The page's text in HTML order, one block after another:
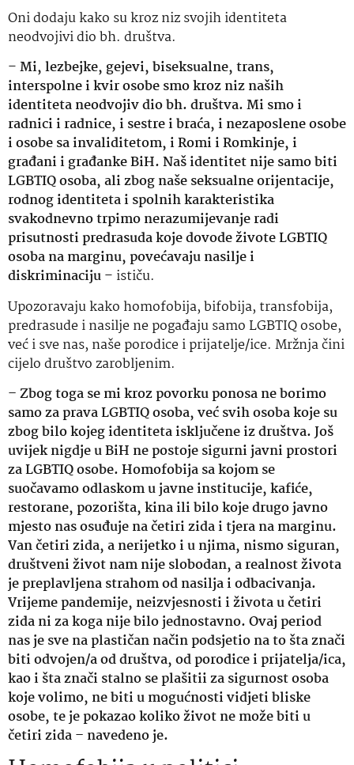
Oni dodaju kako su kroz niz svojih identiteta
neodvojivi dio bh. društva.
–Mi, lezbejke, gejevi, biseksualne, trans,
interspolne i kvir osobe smo kroz niz naših
identiteta neodvojiv dio bh. društva. Mi smo i
radnici i radnice, i sestre i braća, i nezaposlene osobe
i osobe sa invaliditetom, i Romi i Romkinje, i
građani i građanke BiH. Naš identitet nije samo biti
LGBTIQ osoba, ali zbog naše seksualne orijentacije,
rodnog identiteta i spolnih karakteristika
svakodnevno trpimo nerazumijevanje radi
prisutnosti predrasuda koje dovode živote LGBTIQ
osoba na marginu, povećavaju nasilje i
diskriminaciju– ističu.
Upozoravaju kako homofobija, bifobija, transfobija,
predrasude i nasilje ne pogađaju samo LGBTIQ osobe,
već i sve nas, naše porodice i prijatelje/ice. Mržnja čini
cijelo društvo zarobljenim.
– Zbog toga se mi kroz povorku ponosa ne borimo
samo za prava LGBTIQ osoba, već svih osoba koje su
zbog bilo kojeg identiteta isključene iz društva. Još
uvijek nigdje u BiH ne postoje sigurni javni prostori
za LGBTIQ osobe. Homofobija sa kojom se
suočavamo odlaskom u javne institucije, kafiće,
restorane, pozorišta, kina ili bilo koje drugo javno
mjesto nas osuđuje na četiri zida i tjera na marginu.
Van četiri zida, a nerijetko i u njima, nismo siguran,
društveni život nam nije slobodan, a realnost života
je preplavljena strahom od nasilja i odbacivanja.
Vrijeme pandemije, neizvjesnosti i života u četiri
zida ni za koga nije bilo jednostavno. Ovaj period
nas je sve na plastičan način podsjetio na to šta znači
biti odvojen/a od društva, od porodice i prijatelja/ica,
kao i šta znači stalno se plašitii za sigurnost osoba
koje volimo, ne biti u mogućnosti vidjeti bliske
osobe, te je pokazao kolikoživot ne može biti u
četiri zida – navedeno je.